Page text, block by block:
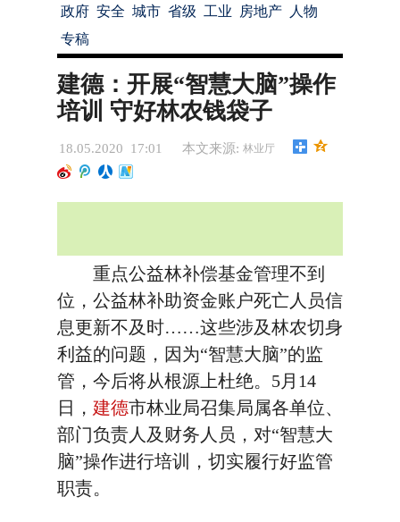
政府 安全 城市 省级 工业 房地产
人物
专稿
建德：开展“智慧大脑”操作
培训 守好林农钱袋子
18.05.2020 17:01 本文来源: 林业厅
重点公益林补偿基金管理不到
位，公益林补助资金账户死亡人员信
息更新不及时……这些涉及林农切身
利益的问题，因为“智慧大脑”的监
管，今后将从根源上杜绝。5月14
日， 建德市林业局召集局属各单位、
部门负责人及财务人员，对“智慧大
脑”操作进行培训，切实履行好监管
职责。